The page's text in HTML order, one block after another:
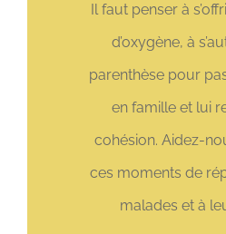
Il faut penser à
d’oxygène, à
parenthèse pour
en famille et lui
cohésion. Aidez-
ces moments de
malades et à